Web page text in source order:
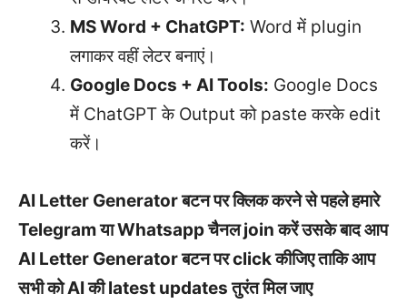
MS Word + ChatGPT: Word में plugin
लगाकर वहीं लेटर बनाएं।
Google Docs + AI Tools: Google Docs
में ChatGPT के Output को paste करके edit
करें।
AI Letter Generator बटन पर क्लिक करने से पहले हमारे
Telegram या Whatsapp चैनल join करें उसके बाद आप
AI Letter Generator बटन पर click कीजिए ताकि आप
सभी को AI की latest updates तुरंत मिल जाए